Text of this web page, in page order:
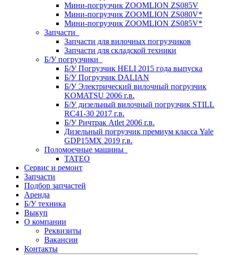
Мини-погрузчик ZOOMLION ZS085V
Мини-погрузчик ZOOMLION ZS080V*
Мини-погрузчик ZOOMLION ZS085V*
Запчасти
Запчасти для вилочных погрузчиков
Запчасти для складской техники
Б/У погрузчики
Б/У Погрузчик HELI 2015 года выпуска
Б/У Погрузчик DALIAN
Б/У Электрический вилочный погрузчик
KOMATSU 2006 г.в.
Б/У дизельный вилочный погрузчик STILL
RC41-30 2017 г.в.
Б/У Ричтрак Atlet 2006 г.в.
Дизельный погрузчик премиум класса Yale
GDP15MX 2019 г.в.
Поломоечные машины
TATEO
Сервис и ремонт
Запчасти
Подбор запчастей
Аренда
Б/У техника
Выкуп
О компании
Реквизиты
Вакансии
Контакты